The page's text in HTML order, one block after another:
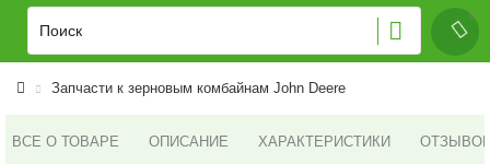
Запчасти к зерновым комбайнам John Deere
ВСЕ О ТОВАРЕ ОПИСАНИЕ ХАРАКТЕРИСТИКИ ОТЗЫВОВ